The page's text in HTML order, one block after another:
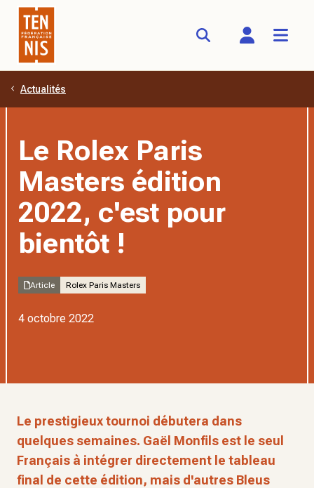
Aller au contenu principal
Actualités
Le Rolex Paris
Masters édition
2022, c'est pour
bientôt !
Article Rolex Paris Masters
4 octobre 2022
Le prestigieux tournoi débutera dans
quelques semaines. Gaël Monfils est le seul
Français à intégrer directement le tableau
final de cette édition, mais d'autres Bleus